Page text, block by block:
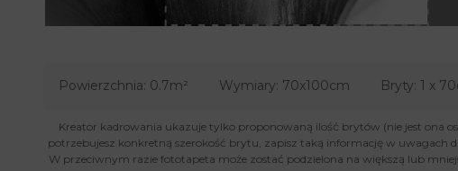
Powierzchnia: 0.7m² Wymiary: 70x100cm Bryty: 1 x
Kreator kadrowania ukazuje tylko proponowaną ilość brytów (nie jest ona
potrzebujesz konkretną szerokość brytu, zapisz taką informację w uwagach
W przeciwnym razie fototapeta może zostać podzielona na większą lub